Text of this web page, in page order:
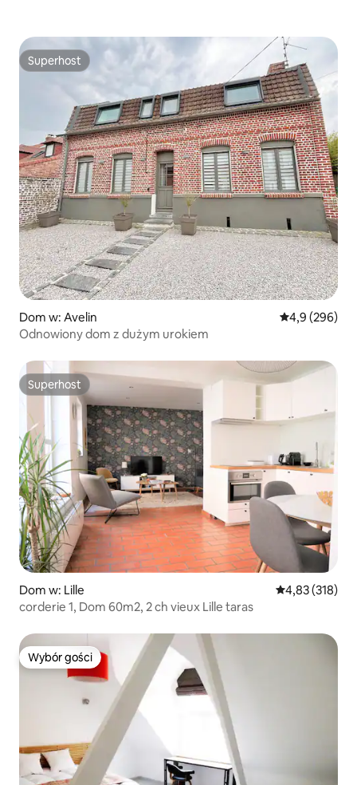
Superhost
Superhost
Dom w: Avelin Średnia
4,9 (296)
Odnowiony dom z dużym urokiem
Superhost
Superhost
Dom w: Lille Średnia
4,83 (318)
corderie 1, Dom 60m2, 2 ch vieux Lille taras
Wybór gości
Wybór gości